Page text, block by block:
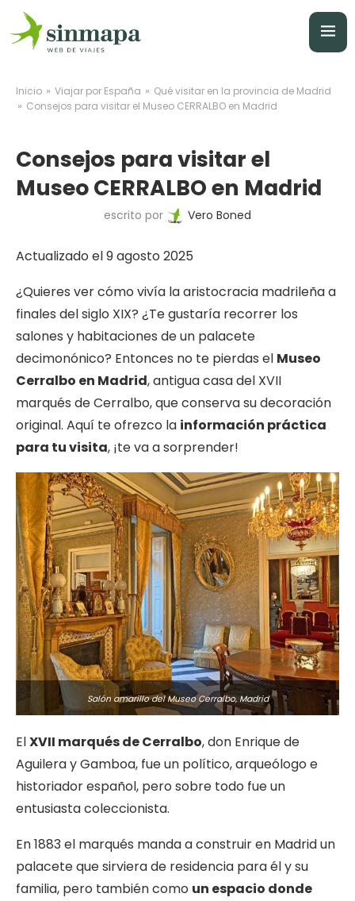
Inicio » Viajar por España » Qué visitar en la provincia de Madrid
» Consejos para visitar el Museo CERRALBO en Madrid
Consejos para visitar el
Museo CERRALBO en Madrid
escrito por Vero Boned
Actualizado el 9 agosto 2025
¿Quieres ver cómo vivía la aristocracia madrileña a
finales del siglo XIX? ¿Te gustaría recorrer los
salones y habitaciones de un palacete
decimonónico? Entonces no te pierdas el Museo
Cerralbo en Madrid, antigua casa del XVII
marqués de Cerralbo, que conserva su decoración
original. Aquí te ofrezco la información práctica
para tu visita, ¡te va a sorprender!
Salón amarillo del Museo Cerralbo, Madrid
ElXVII marqués de Cerralbo, don Enrique de
Aguilera y Gamboa, fue un político, arqueólogo e
historiador español, pero sobre todo fue un
entusiasta coleccionista.
En 1883 el marqués manda a construir en Madrid un
palacete que sirviera de residencia para él y su
familia, pero también como un espacio donde